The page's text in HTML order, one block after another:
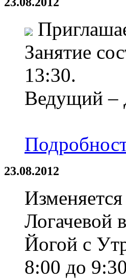
Занятие
13:30.
Ведущий –
23.08.2012
Логачевой
Йогой с
8:00 до